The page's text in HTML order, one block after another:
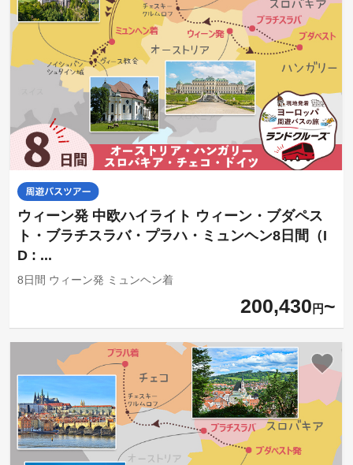
ウィーン発 中欧ハイライト ウィーン・ブダペス
ト・ブラチスラバ・プラハ・ミュンヘン8日間（I
D : ...
8日間 ウィーン発 ミュンヘン着
200,430 円